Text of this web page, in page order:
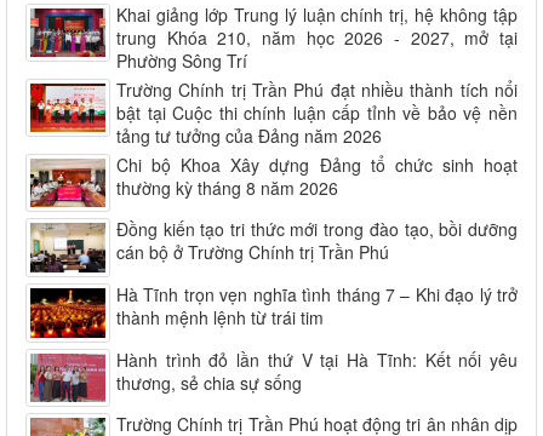
Khai giảng lớp Trung lý luận chính trị, hệ không tập
trung Khóa 210, năm học 2026 - 2027, mở tại
Phường Sông Trí
Trường Chính trị Trần Phú đạt nhiều thành tích nổi
bật tại Cuộc thi chính luận cấp tỉnh về bảo vệ nền
tảng tư tưởng của Đảng năm 2026
Chi bộ Khoa Xây dựng Đảng tổ chức sinh hoạt
thường kỳ tháng 8 năm 2026
Đồng kiến tạo tri thức mới trong đào tạo, bồi dưỡng
cán bộ ở Trường Chính trị Trần Phú
Hà Tĩnh trọn vẹn nghĩa tình tháng 7 – Khi đạo lý trở
thành mệnh lệnh từ trái tim
Hành trình đỏ lần thứ V tại Hà Tĩnh: Kết nối yêu
thương, sẻ chia sự sống
Trường Chính trị Trần Phú hoạt động tri ân nhân dịp